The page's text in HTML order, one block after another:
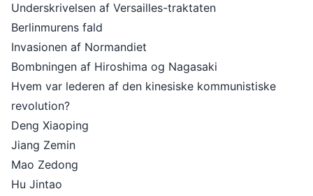
Underskrivelsen af Versailles-traktaten
Berlinmurens fald
Invasionen af Normandiet
Bombningen af Hiroshima og Nagasaki
Hvem var lederen af den kinesiske kommunistiske
revolution?
Deng Xiaoping
Jiang Zemin
Mao Zedong
Hu Jintao